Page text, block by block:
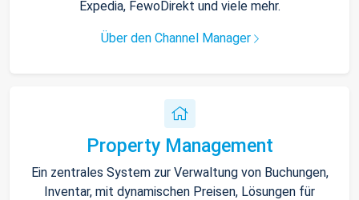
Expedia, FewoDirekt und viele mehr.
Über den Channel Manager
Property Management
Ein zentrales System zur Verwaltung von Buchungen,
Inventar, mit dynamischen Preisen, Lösungen für